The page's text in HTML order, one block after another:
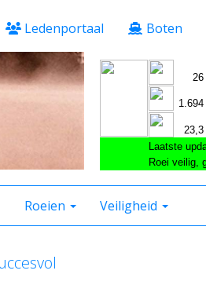
Ledenportaal Boten
Roeien Veiligheid